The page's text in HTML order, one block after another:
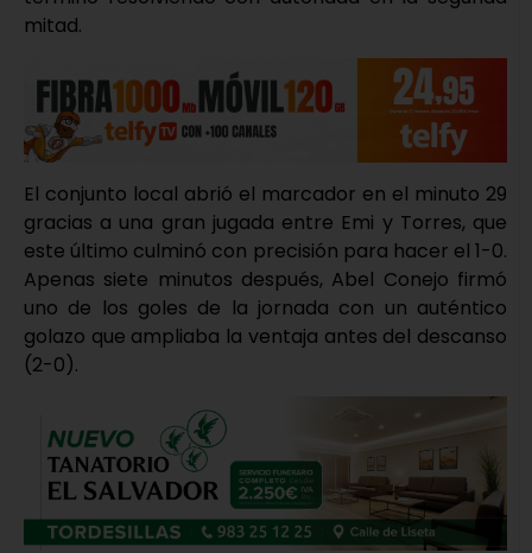
mitad.
El conjunto local abrió el marcador en el minuto 29
gracias a una gran jugada entre Emi y Torres, que
este último culminó con precisión para hacer el 1-0.
Apenas siete minutos después, Abel Conejo firmó
uno de los goles de la jornada con un auténtico
golazo que ampliaba la ventaja antes del descanso
(2-0).